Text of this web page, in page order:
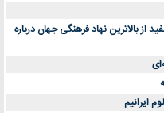
از بالاترین نهاد فرهنگی جهان درباره
ایرانیم